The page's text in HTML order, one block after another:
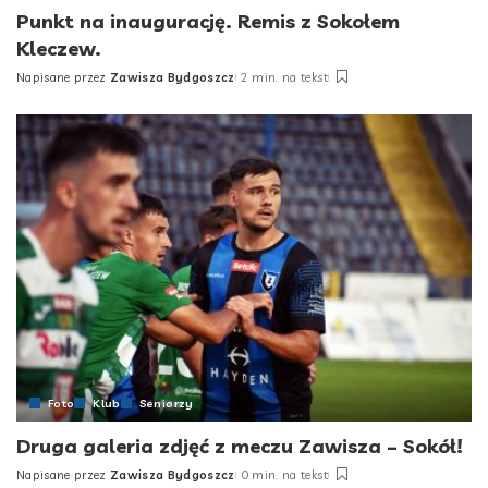
Punkt na inaugurację. Remis z Sokołem
Kleczew.
Posted
Napisane przez Zawisza Bydgoszcz 2 min. na tekst
Foto Klub Seniorzy
Druga galeria zdjęć z meczu Zawisza – Sokół!
Posted
Napisane przez Zawisza Bydgoszcz 0 min. na tekst